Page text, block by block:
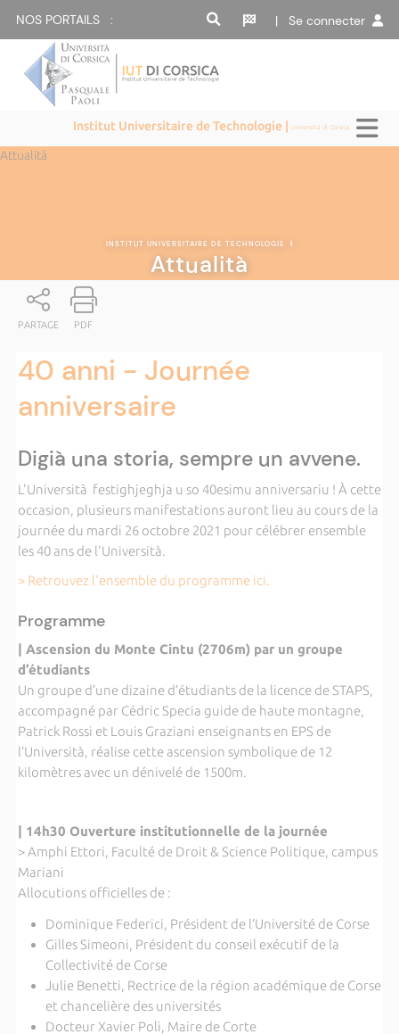
NOS PORTAILS : | Se connecter
Institut Universitaire de Technologie |Università di Corsica
Attualità
INSTITUT UNIVERSITAIRE DE TECHNOLOGIE |
Attualità
PARTAGE PDF
40 anni - Journée
anniversaire
Digià una storia, sempre un avvene.
L'Università festighjeghja u so 40esimu anniversariu ! À cette
occasion, plusieurs manifestations auront lieu au cours de la
journée du mardi 26 octobre 2021 pour célébrer ensemble
les 40 ans de l'Università.
> Retrouvez l'ensemble du programme ici.
Programme
| Ascension du Monte Cintu (2706m) par un groupe
d’étudiants
Un groupe d’une dizaine d’étudiants de la licence de STAPS,
accompagné par Cédric Specia guide de haute montagne,
Patrick Rossi et Louis Graziani enseignants en EPS de
l’Università, réalise cette ascension symbolique de 12
kilomètres avec un dénivelé de 1500m.
| 14h30 Ouverture institutionnelle de la journée
> Amphi Ettori, Faculté de Droit & Science Politique, campus
Mariani
Allocutions officielles de :
Dominique Federici, Président de l’Université de Corse
Gilles Simeoni, Président du conseil exécutif de la
Collectivité de Corse
Julie Benetti, Rectrice de la région académique de Corse
et chancelière des universités
Docteur Xavier Poli, Maire de Corte